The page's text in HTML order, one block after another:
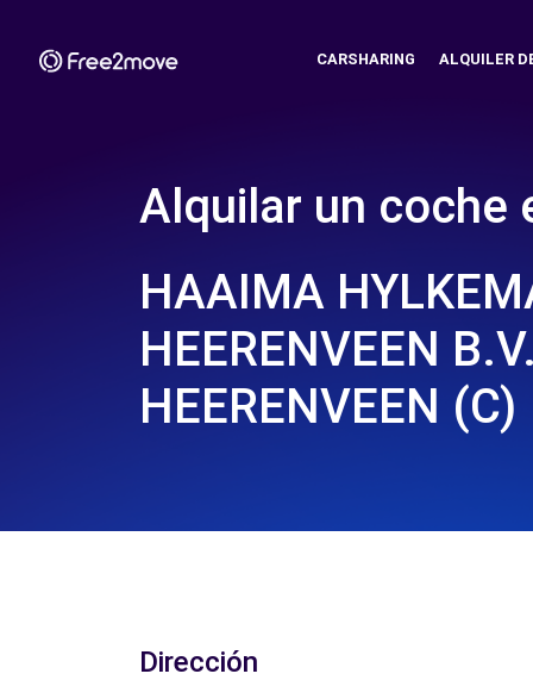
CARSHARING ALQUILER
Alquilar un coche
HAAIMA
HEERENVEEN
HEERENVEEN (C)
Dirección